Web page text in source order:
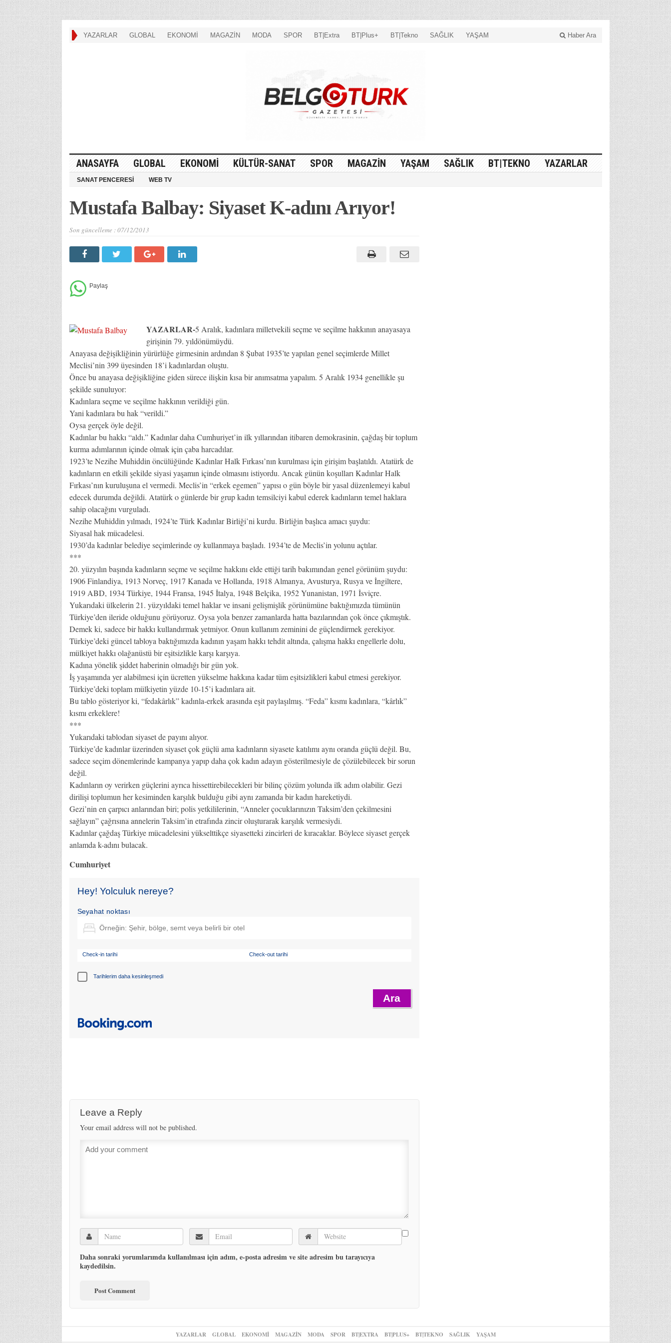
YAZARLAR GLOBAL EKONOMİ MAGAZİN MODA SPOR BT|Extra BT|Plus+ BT|Tekno SAĞLIK YAŞAM Haber Ara
ANASAYFA GLOBAL EKONOMİ KÜLTÜR-SANAT SPOR MAGAZİN YAŞAM SAĞLIK BT|TEKNO YAZARLAR
SANAT PENCERESİ WEB TV
Mustafa Balbay: Siyaset K-adını Arıyor!
Son güncelleme :07/12/2013
YAZARLAR-5 Aralık, kadınlara milletvekili seçme ve seçilme hakkının anayasaya
girişinin 79. yıldönümüydü.
Anayasa değişikliğinin yürürlüğe girmesinin ardından 8 Şubat 1935’te yapılan genel seçimlerde Millet
Meclisi’nin 399 üyesinden 18’i kadınlardan oluştu.
Önce bu anayasa değişikliğine giden sürece ilişkin kısa bir anımsatma yapalım. 5 Aralık 1934 genellikle şu
şekilde sunuluyor:
Kadınlara seçme ve seçilme hakkının verildiği gün.
Yani kadınlara bu hak “verildi.”
Oysa gerçek öyle değil.
Kadınlar bu hakkı “aldı.” Kadınlar daha Cumhuriyet’in ilk yıllarından itibaren demokrasinin, çağdaş bir toplum
kurma adımlarının içinde olmak için çaba harcadılar.
1923’te Nezihe Muhiddin öncülüğünde Kadınlar Halk Fırkası’nın kurulması için girişim başlatıldı. Atatürk de
kadınların en etkili şekilde siyasi yaşamın içinde olmasını istiyordu. Ancak günün koşulları Kadınlar Halk
Fırkası’nın kuruluşuna el vermedi. Meclis’in “erkek egemen” yapısı o gün böyle bir yasal düzenlemeyi kabul
edecek durumda değildi. Atatürk o günlerde bir grup kadın temsilciyi kabul ederek kadınların temel haklara
sahip olacağını vurguladı.
Nezihe Muhiddin yılmadı, 1924’te Türk Kadınlar Birliği’ni kurdu. Birliğin başlıca amacı şuydu:
Siyasal hak mücadelesi.
1930’da kadınlar belediye seçimlerinde oy kullanmaya başladı. 1934’te de Meclis’in yolunu açtılar.
***
20. yüzyılın başında kadınların seçme ve seçilme hakkını elde ettiği tarih bakımından genel görünüm şuydu:
1906 Finlandiya, 1913 Norveç, 1917 Kanada ve Hollanda, 1918 Almanya, Avusturya, Rusya ve İngiltere,
1919 ABD, 1934 Türkiye, 1944 Fransa, 1945 İtalya, 1948 Belçika, 1952 Yunanistan, 1971 İsviçre.
Yukarıdaki ülkelerin 21. yüzyıldaki temel haklar ve insani gelişmişlik görünümüne baktığımızda tümünün
Türkiye’den ileride olduğunu görüyoruz. Oysa yola benzer zamanlarda hatta bazılarından çok önce çıkmıştık.
Demek ki, sadece bir hakkı kullandırmak yetmiyor. Onun kullanım zeminini de güçlendirmek gerekiyor.
Türkiye’deki güncel tabloya baktığımızda kadının yaşam hakkı tehdit altında, çalışma hakkı engellerle dolu,
mülkiyet hakkı olağanüstü bir eşitsizlikle karşı karşıya.
Kadına yönelik şiddet haberinin olmadığı bir gün yok.
İş yaşamında yer alabilmesi için ücretten yükselme hakkına kadar tüm eşitsizlikleri kabul etmesi gerekiyor.
Türkiye’deki toplam mülkiyetin yüzde 10-15’i kadınlara ait.
Bu tablo gösteriyor ki, “fedakârlık” kadınla-erkek arasında eşit paylaşılmış. “Feda” kısmı kadınlara, “kârlık”
kısmı erkeklere!
***
Yukarıdaki tablodan siyaset de payını alıyor.
Türkiye’de kadınlar üzerinden siyaset çok güçlü ama kadınların siyasete katılımı aynı oranda güçlü değil. Bu,
sadece seçim dönemlerinde kampanya yapıp daha çok kadın adayın gösterilmesiyle de çözülebilecek bir sorun
değil.
Kadınların oy verirken güçlerini ayrıca hissettirebilecekleri bir bilinç çözüm yolunda ilk adım olabilir. Gezi
dirilişi toplumun her kesiminden karşılık bulduğu gibi aynı zamanda bir kadın hareketiydi.
Gezi’nin en çarpıcı anlarından biri; polis yetkililerinin, “Anneler çocuklarınızın Taksim’den çekilmesini
sağlayın” çağrısına annelerin Taksim’in etrafında zincir oluşturarak karşılık vermesiydi.
Kadınlar çağdaş Türkiye mücadelesini yükselttikçe siyasetteki zincirleri de kıracaklar. Böylece siyaset gerçek
anlamda k-adını bulacak.
Cumhuriyet
Hey! Yolculuk nereye?
Seyahat noktası
Check-in tarihi Check-out tarihi
Tarihlerim daha kesinleşmedi
Leave a Reply
Your email address will not be published.
Daha sonraki yorumlarımda kullanılması için adım, e-posta adresim ve site adresim bu tarayıcıya
kaydedilsin.
YAZARLAR GLOBAL EKONOMİ MAGAZİN MODA SPOR BT|EXTRA BT|PLUS+ BT|TEKNO SAĞLIK YAŞAM